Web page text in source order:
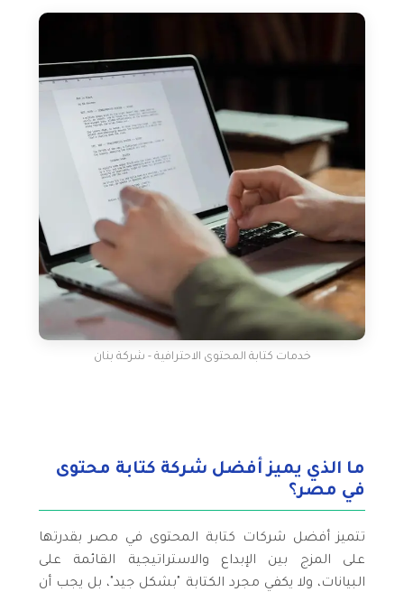
خدمات كتابة المحتوى الاحترافية - شركة بنان
ما الذي يميز أفضل شركة كتابة محتوى
في مصر؟
تتميز أفضل شركات كتابة المحتوى في مصر بقدرتها
على المزج بين الإبداع والاستراتيجية القائمة على
البيانات، ولا يكفي مجرد الكتابة "بشكل جيد"، بل يجب أن